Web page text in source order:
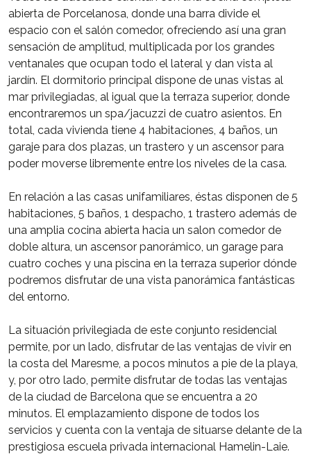
abierta de Porcelanosa, donde una barra divide el
espacio con el salón comedor, ofreciendo así una gran
sensación de amplitud, multiplicada por los grandes
ventanales que ocupan todo el lateral y dan vista al
jardín. El dormitorio principal dispone de unas vistas al
mar privilegiadas, al igual que la terraza superior, donde
encontraremos un spa/jacuzzi de cuatro asientos. En
total, cada vivienda tiene 4 habitaciones, 4 baños, un
garaje para dos plazas, un trastero y un ascensor para
poder moverse libremente entre los niveles de la casa.
En relación a las casas unifamiliares, éstas disponen de 5
habitaciones, 5 baños, 1 despacho, 1 trastero además de
una amplia cocina abierta hacia un salon comedor de
doble altura, un ascensor panorámico, un garage para
cuatro coches y una piscina en la terraza superior dónde
podremos disfrutar de una vista panorámica fantásticas
del entorno.
La situación privilegiada de este conjunto residencial
permite, por un lado, disfrutar de las ventajas de vivir en
la costa del Maresme, a pocos minutos a pie de la playa,
y, por otro lado, permite disfrutar de todas las ventajas
de la ciudad de Barcelona que se encuentra a 20
minutos. El emplazamiento dispone de todos los
servicios y cuenta con la ventaja de situarse delante de la
prestigiosa escuela privada internacional Hamelin-Laie.